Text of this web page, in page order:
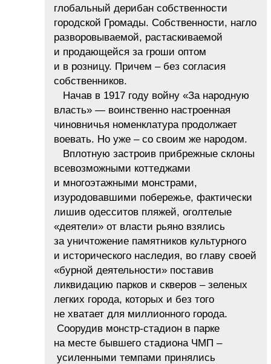
глобальный дерибан собственности
городской Громады. Собственности, нагло
разворовываемой, растаскиваемой
и продающейся за гроши оптом
и в розницу. Причем – без согласия
собственников.
Начав в 1917 году войну «За народную
власть» — воинственно настроенная
чиновничья номенклатура продолжает
воевать. Но уже – со своим же народом.
Вплотную застроив прибрежные склоны
всевозможными коттеджами
и многоэтажными монстрами,
изуродовавшими побережье, фактически
лишив одесситов пляжей, оголтелые
«деятели» от власти рьяно взялись
за уничтожение памятников культурного
и исторического наследия, во главу своей
«бурной деятельности» поставив
ликвидацию парков и скверов – зеленых
легких города, которых и без того
не хватает для миллионного города.
Соорудив монстр-стадион в парке
на месте бывшего стадиона ЧМП –
усиленными темпами принялись